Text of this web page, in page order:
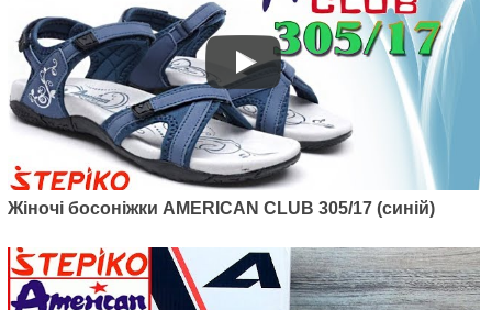
Артикул: 395/19-1
Жіночі босоніжки American club
395/19-1
625 грн.
Жіночі босоніжки AMERICAN CLUB 305/17 (синій)